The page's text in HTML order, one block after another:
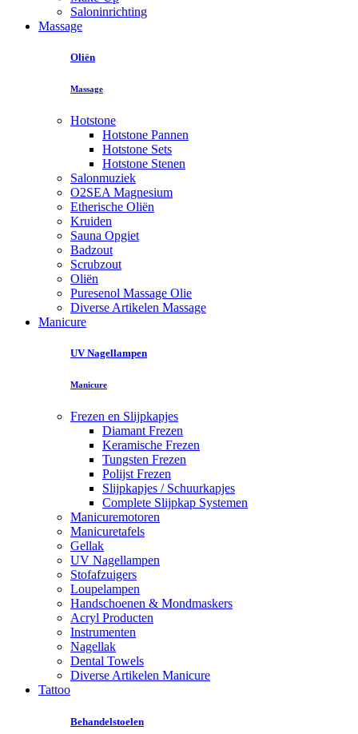
Saloninrichting
Massage
Oliën
Massage
Hotstone
Hotstone Pannen
Hotstone Sets
Hotstone Stenen
Salonmuziek
O2SEA Magnesium
Etherische Oliën
Kruiden
Sauna Opgiet
Badzout
Scrubzout
Oliën
Puresenol Massage Olie
Diverse Artikelen Massage
Manicure
UV Nagellampen
Manicure
Frezen en Slijpkapjes
Diamant Frezen
Keramische Frezen
Tungsten Frezen
Polijst Frezen
Slijpkapjes / Schuurkapjes
Complete Slijpkap Systemen
Manicuremotoren
Manicuretafels
Gellak
UV Nagellampen
Stofafzuigers
Loupelampen
Handschoenen & Mondmaskers
Acryl Producten
Instrumenten
Nagellak
Dental Towels
Diverse Artikelen Manicure
Tattoo
Behandelstoelen